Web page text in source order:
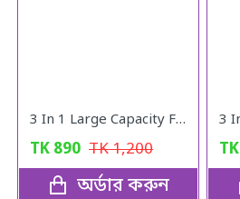
3 In 1 Large Capacity Foldable Travel Bag pink
TK 890 TK1,200
অর্ডার করুন
TK